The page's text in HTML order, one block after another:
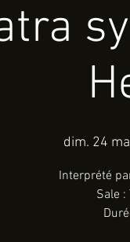
dim. 24
Interprété
Sale :